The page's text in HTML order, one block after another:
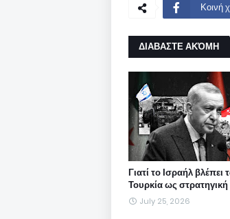
Κοινή
ΔΙΑΒΑΣΤΕ ΑΚΌΜΗ
Γιατί το Ισραήλ βλέπει
Τουρκία ως
July 25, 2026